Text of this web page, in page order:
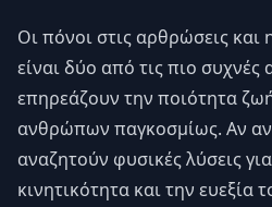
Οι πόνοι στις αρθρώσεις και
είναι δύο από τις πιο συχνές
επηρεάζουν την ποιότητα
ανθρώπων παγκοσμίως. Αν
αναζητούν φυσικές λύσεις
κινητικότητα και την ευεξία